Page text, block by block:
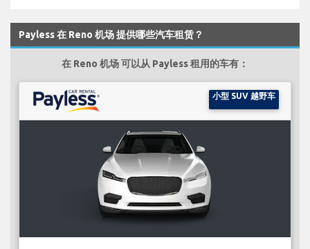
Payless 在 Reno 机场 提供哪些汽车租赁？
在 Reno 机场 可以从 Payless 租用的车有：
小型 SUV 越野车